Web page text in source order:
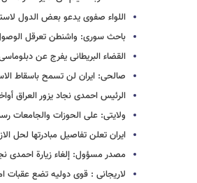
اللواء صفوی یدعو بعض الدول
باحث سوری: واشنطن تعرقل
القضاء البریطانی یفرج عن
صالحی: ایران لن تسمح باسقاط
الرئیس احمدی نجاد یزور العراق
ولایتی: على الحوزات والجامعات
ایران تعلن تفاصیل مبادرتها لحل
مصدر مسؤول: إلغاء زیارة احمدی
لاریجانی : قوی دولیه تضع عقبات